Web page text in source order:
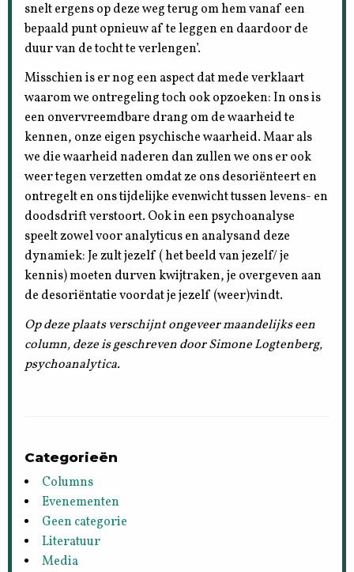
snelt ergens op deze weg terug om hem vanaf een
bepaald punt opnieuw af te leggen en daardoor de
duur van de tocht te verlengen’.
Misschien is er nog een aspect dat mede verklaart
waarom we ontregeling toch ook opzoeken: In ons is
een onvervreemdbare drang om de waarheid te
kennen, onze eigen psychische waarheid. Maar als
we die waarheid naderen dan zullen we ons er ook
weer tegen verzetten omdat ze ons desoriënteert en
ontregelt en ons tijdelijke evenwicht tussen levens- en
doodsdrift verstoort. Ook in een psychoanalyse
speelt zowel voor analyticus en analysand deze
dynamiek: Je zult jezelf ( het beeld van jezelf/ je
kennis) moeten durven kwijtraken, je overgeven aan
de desoriëntatie voordat je jezelf (weer)vindt.
Op deze plaats verschijnt ongeveer maandelijks een
column, deze is geschreven door Simone Logtenberg,
psychoanalytica.
Categorieën
Columns
Evenementen
Geen categorie
Literatuur
Media